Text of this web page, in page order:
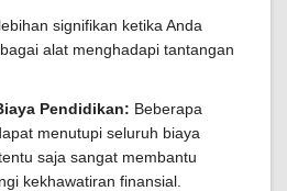
signifikan ketika Anda
alat menghadapi tantangan
Pendidikan: Beberapa
menutupi seluruh biaya
saja sangat membantu
kekhawatiran finansial.